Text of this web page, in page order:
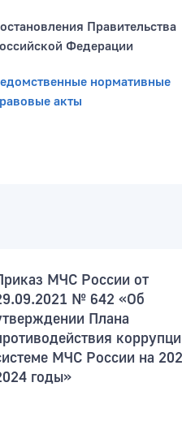
Правительства
Федерации
нормативные
акты
МЧС России от
№ 642 «Об
Плана
МЧС России на
годы»